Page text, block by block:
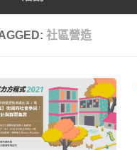
社區營造